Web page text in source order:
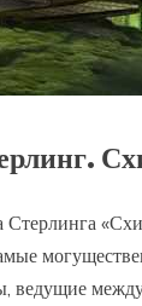
Стерлинга
ведущие